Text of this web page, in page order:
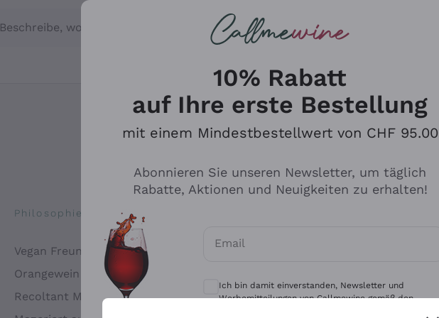
Beschreibe, wonach du suchst
Philosophien
Vegan Freundlich
Orangewein
Recoltant Manipulant
Antinori
Ca' del Bosco
Gavi
10% Rabatt
auf Ihre erste Bestellung
mit einem Mindestbestellwert von CHF 95.00
Abonnieren Sie unseren Newsletter, um täglich
Rabatte, Aktionen und Neuigkeiten zu erhalten!
Email
Optionale Einwilligungen zum Erhalt von
Ich bin damit einverstanden, Newsletter und
Werbemitteilungen von Callmewine gemäß den -